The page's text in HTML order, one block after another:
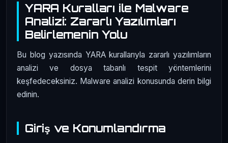
YARA Kuralları ile Malware
Analizi: Zararlı Yazılımları
Belirlemenin Yolu
Bu blog yazısında YARA kurallarıyla zararlı yazılımların
analizi ve dosya tabanlı tespit yöntemlerini
keşfedeceksiniz. Malware analizi konusunda derin bilgi
edinin.
Giriş ve Konumlandırma